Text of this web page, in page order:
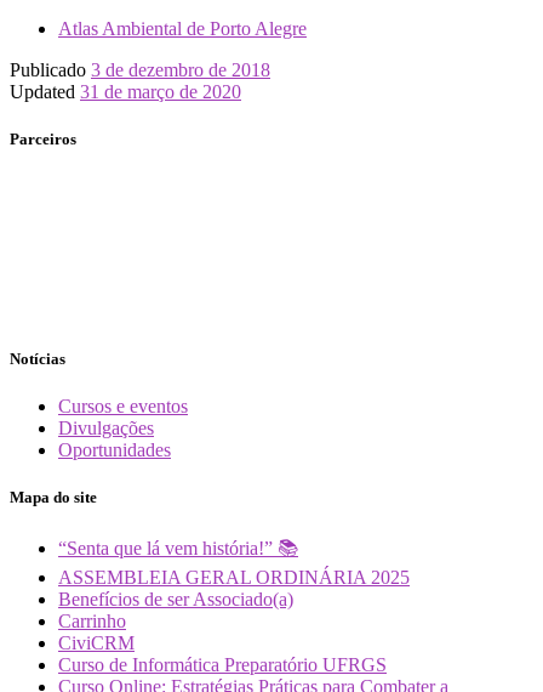
Atlas Ambiental de Porto Alegre
Publicado 3 de dezembro de 2018
Updated 31 de março de 2020
Parceiros
Notícias
Cursos e eventos
Divulgações
Oportunidades
Mapa do site
“Senta que lá vem história!” 📚
ASSEMBLEIA GERAL ORDINÁRIA 2025
Benefícios de ser Associado(a)
Carrinho
CiviCRM
Curso de Informática Preparatório UFRGS
Curso Online: Estratégias Práticas para Combater a